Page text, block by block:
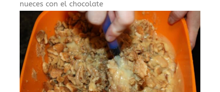
nueces con el chocolate